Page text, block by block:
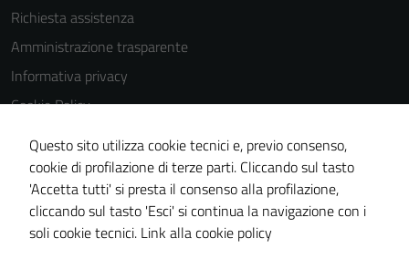
Richiesta assistenza
Amministrazione trasparente
Informativa privacy
Cookie Policy
Note legali
Dichiarazione di accessibilità
Obiettivi di accessibilità
Piano di miglioramento del sito
Questo sito utilizza cookie tecnici e, previo consenso,
cookie di profilazione di terze parti. Cliccando sul tasto
'Accetta tutti' si presta il consenso alla profilazione,
cliccando sul tasto 'Esci' si continua la navigazione con i
soli cookie tecnici. Link alla cookie policy